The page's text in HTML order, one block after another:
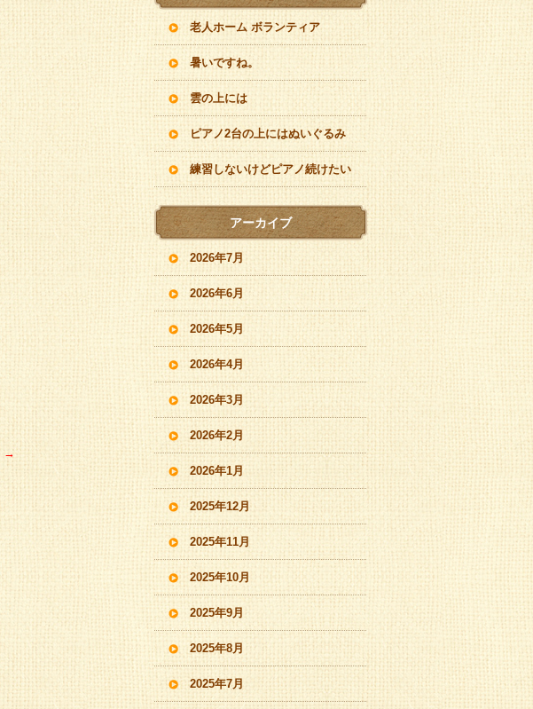
→
老人ホーム ボランティア
暑いですね。
雲の上には
ピアノ2台の上にはぬいぐるみ
練習しないけどピアノ続けたい
アーカイブ
2026年7月
2026年6月
2026年5月
2026年4月
2026年3月
2026年2月
2026年1月
2025年12月
2025年11月
2025年10月
2025年9月
2025年8月
2025年7月